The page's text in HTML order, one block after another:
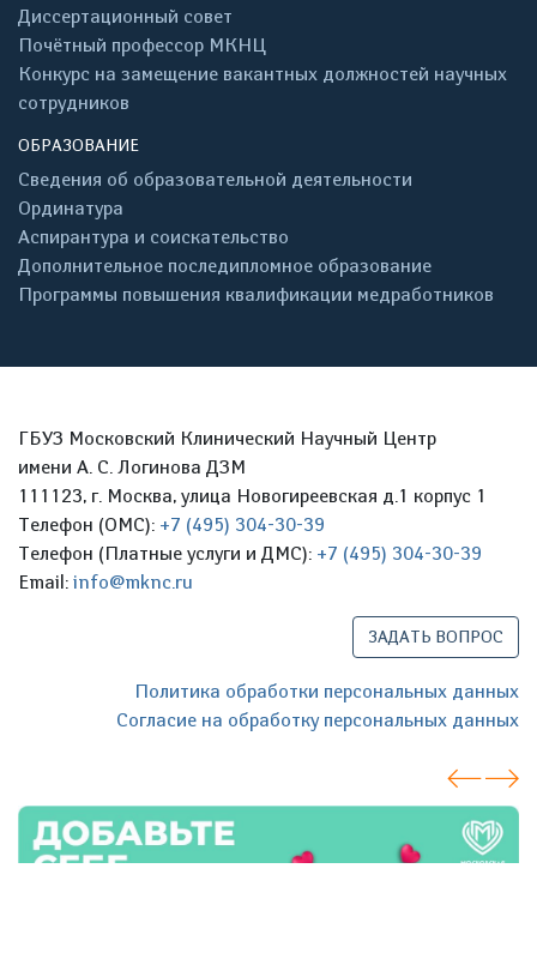
Диссертационный совет
Почётный профессор МКНЦ
Конкурс на замещение вакантных должностей научных
сотрудников
ОБРАЗОВАНИЕ
Сведения об образовательной деятельности
Ординатура
Аспирантура и соискательство
Дополнительное последипломное образование
Программы повышения квалификации медработников
ГБУЗ Московский Клинический Научный Центр
имени А. С. Логинова ДЗМ
111123, г. Москва, улица Новогиреевская д.1 корпус 1
Телефон (ОМС): +7 (495) 304-30-39
Телефон (Платные услуги и ДМС): +7 (495) 304-30-39
Email: info@mknc.ru
ЗАДАТЬ ВОПРОС
Политика обработки персональных данных
Согласие на обработку персональных данных